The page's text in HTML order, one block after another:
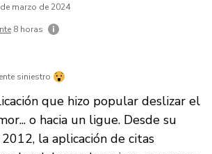
marzo de 2024
8 horas
siniestro
que hizo popular deslizar el
o hacia un ligue. Desde su
la aplicación de citas